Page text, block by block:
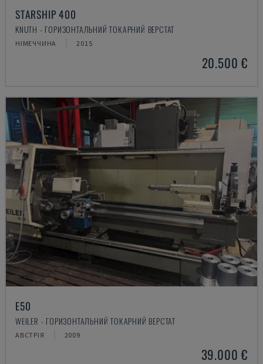
STARSHIP 400
KNUTH - ГОРИЗОНТАЛЬНИЙ ТОКАРНИЙ ВЕРСТАТ
НІМЕЧЧИНА 2015
20.500 €
E50
WEILER - ГОРИЗОНТАЛЬНИЙ ТОКАРНИЙ ВЕРСТАТ
АВСТРІЯ 2009
39.000 €